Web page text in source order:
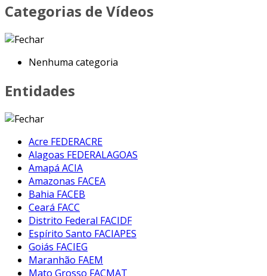
Categorias de Vídeos
Nenhuma categoria
Entidades
Acre FEDERACRE
Alagoas FEDERALAGOAS
Amapá ACIA
Amazonas FACEA
Bahia FACEB
Ceará FACC
Distrito Federal FACIDF
Espírito Santo FACIAPES
Goiás FACIEG
Maranhão FAEM
Mato Grosso FACMAT